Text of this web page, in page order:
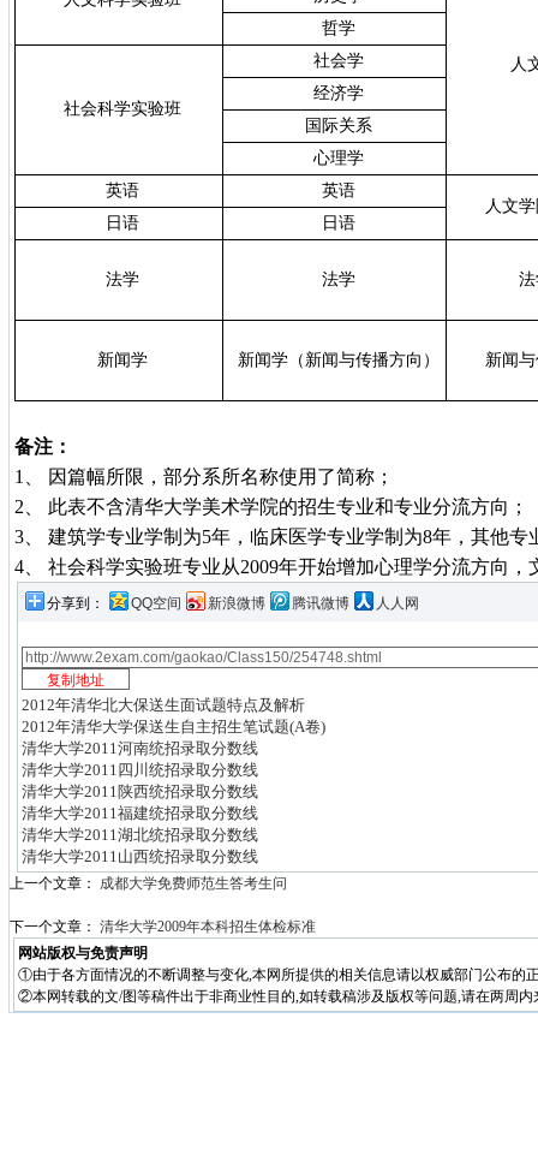
人
哲学
社会科学实验班
社会学
经济学
国际关系
心理学
英语
英语
人文
日语
日语
法学 法学
新闻学 新闻学（新闻与传播方向） 新闻
备注：
1、
因篇幅所限，部分系所名称使用了简称；
2、
此表不含清华大学美术学院的招生专业和专业分流方向；
3、
建筑学专业学制为5年，临床医学专业学制为8年，其他专
4、
社会科学实验班专业从2009年开始增加心理学分流方向，
分享到： QQ空间 新浪微博 腾讯微博 人人网
2012年清华北大保送生面试题特点及解析
2012年清华大学保送生自主招生笔试题(A卷)
清华大学2011河南统招录取分数线
清华大学2011四川统招录取分数线
清华大学2011陕西统招录取分数线
清华大学2011福建统招录取分数线
清华大学2011湖北统招录取分数线
清华大学2011山西统招录取分数线
上一个文章： 成都大学免费师范生答考生问
下一个文章： 清华大学2009年本科招生体检标准
网站版权与免责声明
①由于各方面情况的不断调整与变化,本网所提供的相关信息请以权威部门公布的
②本网转载的文/图等稿件出于非商业性目的,如转载稿涉及版权等问题,请在两周内